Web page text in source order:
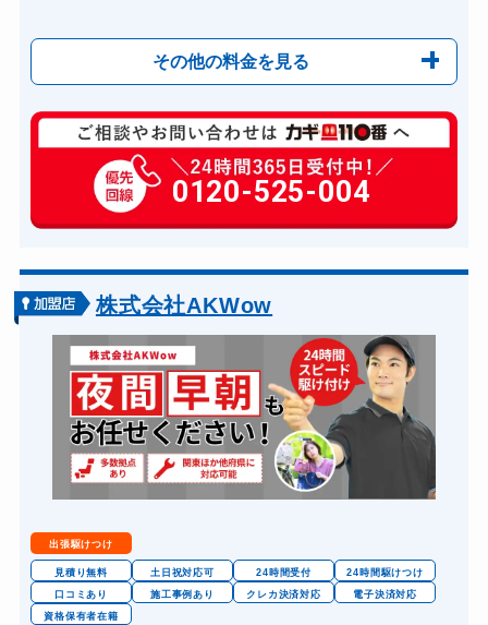
その他の料金を見る
玄関カギ修理 6,600円～(税込)
玄関カギ作成 14,300円～(税込)
玄関カギ交換 14,300円～(税込)
金庫カギ開け
0120-525-004
株式会社AKWow
出張駆けつけ
見積り無料 土日祝対応可 24時間受付
24時間駆けつけ
口コミあり
施工事例あり クレカ決済対応
電子決済対応
資格保有者在籍